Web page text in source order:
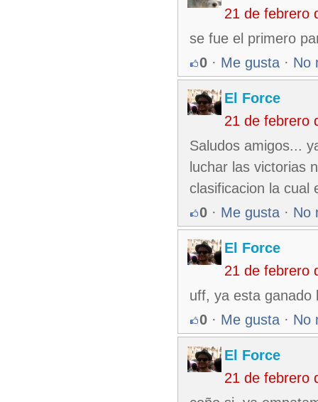
21 de febrero
se fue el primero
0 · Me gusta · No
El Force
21 de febrero
Saludos amigos...
luchar las victorias
clasificacion la cual
0 · Me gusta · No
El Force
21 de febrero
uff, ya esta ganado
0 · Me gusta · No
El Force
21 de febrero